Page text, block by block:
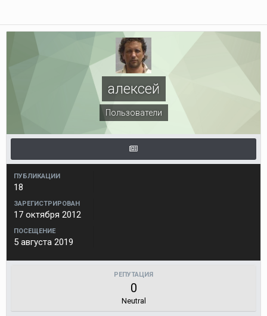
алексей
Пользователи
ПУБЛИКАЦИИ
18
ЗАРЕГИСТРИРОВАН
17 октября 2012
ПОСЕЩЕНИЕ
5 августа 2019
РЕПУТАЦИЯ
0
Neutral